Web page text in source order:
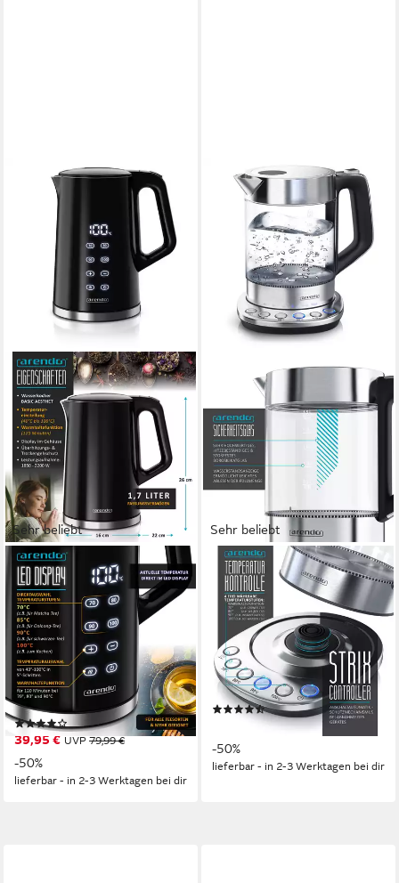
Sehr beliebt
ARENDO
Wasserkocher aus Edelstahl,
Temperatureinstellung 40°–
100°C mit Anzeige,
Doppelwand
2200 W
Leistung
1,7 l Kapazität
Edelstahl, Kunststoff
Material
(28)
39,95 € UVP 79,99 €
-50%
lieferbar - in 2-3 Werktagen bei dir
Sehr beliebt
ARENDO
Wasserkocher aus Glas &
Edelstahl, mit
Temperatureinstellung,
Basisstation
2200 W Leistung
1,5 l Kapazität
(115)
UVP119,99 €
-50%
lieferbar - in 2-3 Werktagen bei dir